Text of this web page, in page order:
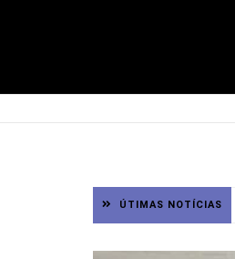
ÚTIMAS NOTÍCIAS